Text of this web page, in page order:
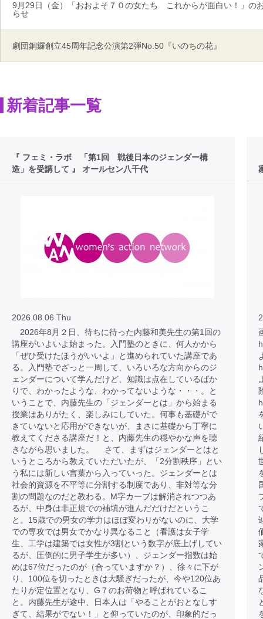
9月29日（金）「おおよそ７０の女たち これからが面白い！」の
らせ
劇団銅鑼創立45周年記念公演第2弾No.50『いのちの花』
新着記事一覧
『 フェミ・ラボ 「第1回 戦後日本のジェンダー構
造」を受講して 』 オールセン八千代
2026.08.06 Thu
2026年8月２日、待ちに待った内藤和美先生の第1回の
講座がいよいよ始まった。入門塾のときに、何人かから
「ぜひ受けたほうがいいよ」と進められていた講座であ
る。入門塾でざっと一周して、いろいろな方向からのジ
ェンダーについて学んだけど、知識は点在しているばか
りで、わかったような、わかってないような・・・。と
いうことで、内藤先生の「ジェンダーとは」から始まる
授業はありがたく、楽しみにしていた。何事も基礎がで
きていないと応用ができないが、まさに基礎から丁寧に
教えてくださる講座だ！と、内藤先生の穏やかな声を聴
きながら思いました。 さて、まずはジェンダーとはと
いうところから教えていただいたが、「2分割秩序」とい
う私には新しい言葉から入っていった。ジェンダーとは
社会的資源を不平等に分割する制度であり、非対等な分
割の問題なのだと教わる。M字カーブは解消されつつあ
るが、中身は非正規での補填が進んだだけだというこ
と。15歳での男女の学力はほぼ変わりがないのに、大学
での専攻では男女でかなり異なること（看護は女子学
生、工学は建築では女性が3割という数字が底上げしてい
るが、圧倒的に男子学生が多い）、ジェンダー指数は始
めは67位だったのが（合っていますか？）、徐々に下が
り、100位を切ったときは大騒ぎだったが、今や120位あ
たりが定位置となり、G７のお荷物と呼ばれているこ
と。内藤先生が途中、日本人は「やることがおとなしす
ぎて、結果がでない！」と仰っていたのが、印象的だっ